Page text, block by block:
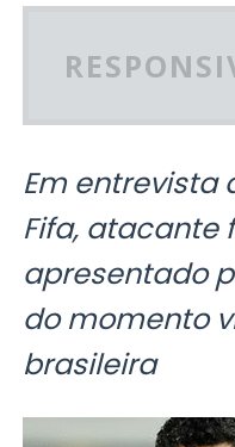
Em entrevista
Fifa, atacante
apresentado
do momento
brasileira